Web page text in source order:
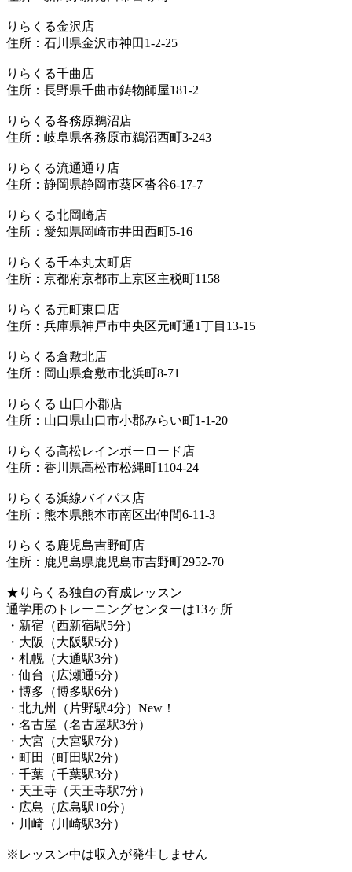
りらくる金沢店
住所：石川県金沢市神田1-2-25
りらくる千曲店
住所：長野県千曲市鋳物師屋181-2
りらくる各務原鵜沼店
住所：岐阜県各務原市鵜沼西町3-243
りらくる流通通り店
住所：静岡県静岡市葵区沓谷6-17-7
りらくる北岡崎店
住所：愛知県岡崎市井田西町5-16
りらくる千本丸太町店
住所：京都府京都市上京区主税町1158
りらくる元町東口店
住所：兵庫県神戸市中央区元町通1丁目13-15
りらくる倉敷北店
住所：岡山県倉敷市北浜町8-71
りらくる 山口小郡店
住所：山口県山口市小郡みらい町1-1-20
りらくる高松レインボーロード店
住所：香川県高松市松縄町1104-24
りらくる浜線バイパス店
住所：熊本県熊本市南区出仲間6-11-3
りらくる鹿児島吉野町店
住所：鹿児島県鹿児島市吉野町2952-70
★りらくる独自の育成レッスン
通学用のトレーニングセンターは13ヶ所
・新宿（西新宿駅5分）
・大阪（大阪駅5分）
・札幌（大通駅3分）
・仙台（広瀬通5分）
・博多（博多駅6分）
・北九州（片野駅4分）New！
・名古屋（名古屋駅3分）
・大宮（大宮駅7分）
・町田（町田駅2分）
・千葉（千葉駅3分）
・天王寺（天王寺駅7分）
・広島（広島駅10分）
・川崎（川崎駅3分）
※レッスン中は収入が発生しません